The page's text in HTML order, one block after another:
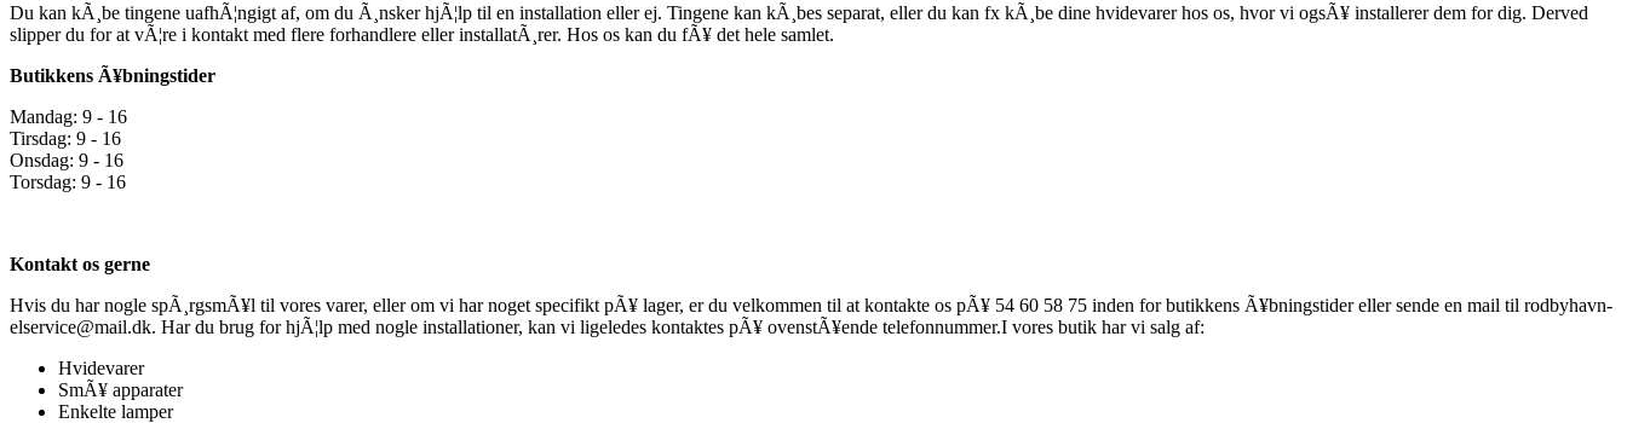
Du kan kÃ¸be tingene uafhÃ¦ngigt af, om du Ã¸nsker hjÃ¦lp til en installation eller ej. Tingene kan kÃ¸bes separat, eller du kan fx kÃ¸be dine hvidevarer hos os, hvor vi ogsÃ¥ installerer dem for dig. Derved
slipper du for at vÃ¦re i kontakt med flere forhandlere eller installatÃ¸rer. Hos os kan du fÃ¥ det hele samlet.
Butikkens Ã¥bningstider
Mandag: 9 - 16
Tirsdag: 9 - 16
Onsdag: 9 - 16
Torsdag: 9 - 16
Kontakt os gerne
Hvis du har nogle spÃ¸rgsmÃ¥l til vores varer, eller om vi har noget specifikt pÃ¥ lager, er du velkommen til at kontakte os pÃ¥ 54 60 58 75 inden for butikkens Ã¥bningstider eller sende en mail til rodbyhavn-
elservice@mail.dk. Har du brug for hjÃ¦lp med nogle installationer, kan vi ligeledes kontaktes pÃ¥ ovenstÃ¥ende telefonnummer.I vores butik har vi salg af:
Hvidevarer
SmÃ¥ apparater
Enkelte lamper